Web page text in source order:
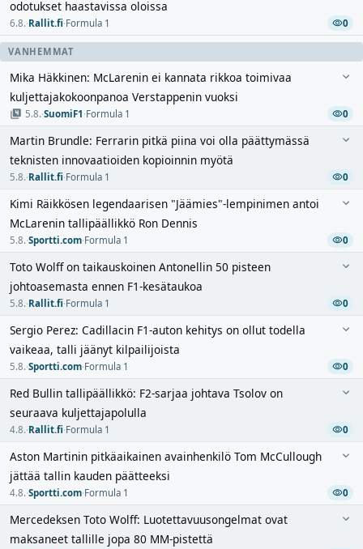
odotukset haastavissa oloissa
6.8.·Rallit.fi·Formula 1 0
VANHEMMAT
Mika Häkkinen: McLarenin ei kannata rikkoa toimivaa
kuljettajakokoonpanoa Verstappenin vuoksi
5.8.·SuomiF1 ·Formula 1 0
Martin Brundle: Ferrarin pitkä piina voi olla päättymässä
teknisten innovaatioiden kopioinnin myötä
5.8.·Rallit.fi·Formula 1 0
Kimi Räikkösen legendaarisen "Jäämies"-lempinimen antoi
McLarenin tallipäällikkö Ron Dennis
5.8.·Sportti.com·Formula 1 0
Toto Wolff on taikauskoinen Antonellin 50 pisteen
johtoasemasta ennen F1-kesätaukoa
5.8.·Rallit.fi·Formula 1 0
Sergio Perez: Cadillacin F1-auton kehitys on ollut todella
vaikeaa, talli jäänyt kilpailijoista
5.8.·Sportti.com·Formula 1 0
Red Bullin tallipäällikkö: F2-sarjaa johtava Tsolov on
seuraava kuljettajapolulla
4.8.·Rallit.fi·Formula 1 0
Aston Martinin pitkäaikainen avainhenkilö Tom McCullough
jättää tallin kauden päätteeksi
4.8.·Sportti.com·Formula 1 0
Mercedeksen Toto Wolff: Luotettavuusongelmat ovat
maksaneet tallille jopa 80 MM-pistettä